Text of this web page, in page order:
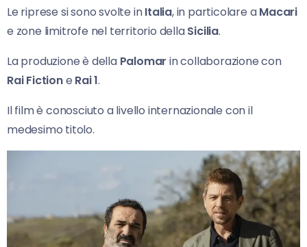
Le riprese si sono svolte inItalia, in particolare aMacari
e zone limitrofe nel territorio dellaSicilia.
La produzione è della Palomarin collaborazione con
Rai Fictione Rai 1.
Il film è conosciuto a livello internazionale con il
medesimo titolo.